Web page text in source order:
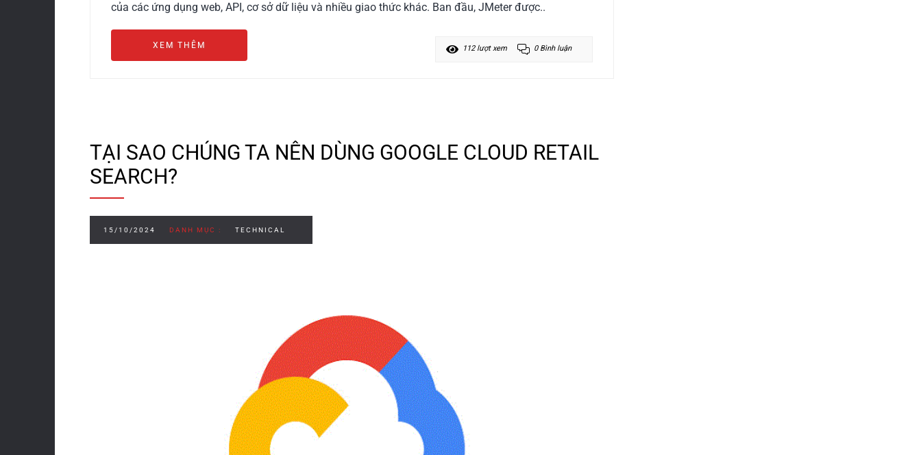
của các ứng dụng web, API, cơ sở dữ liệu và nhiều giao thức khác. Ban đầu, JMeter được..
XEM THÊM 112 lượt xem 0 Bình luận
TẠI SAO CHÚNG TA NÊN DÙNG GOOGLE CLOUD RETAIL
SEARCH?
15/10/2024 DANH MỤC : TECHNICAL